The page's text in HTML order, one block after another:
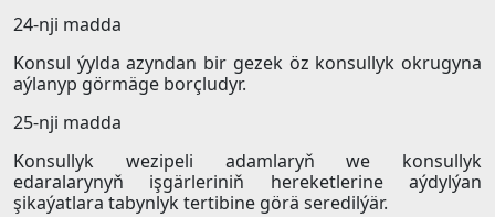
24-nji madda
Konsul ýylda azyndan bir gezek öz konsullyk okrugyna
aýlanyp görmäge borçludyr.
25-nji madda
Konsullyk wezipeli adamlaryň we konsullyk
edaralarynyň işgärleriniň hereketlerine aýdylýan
şikaýatlara tabynlyk tertibine görä seredilýär.